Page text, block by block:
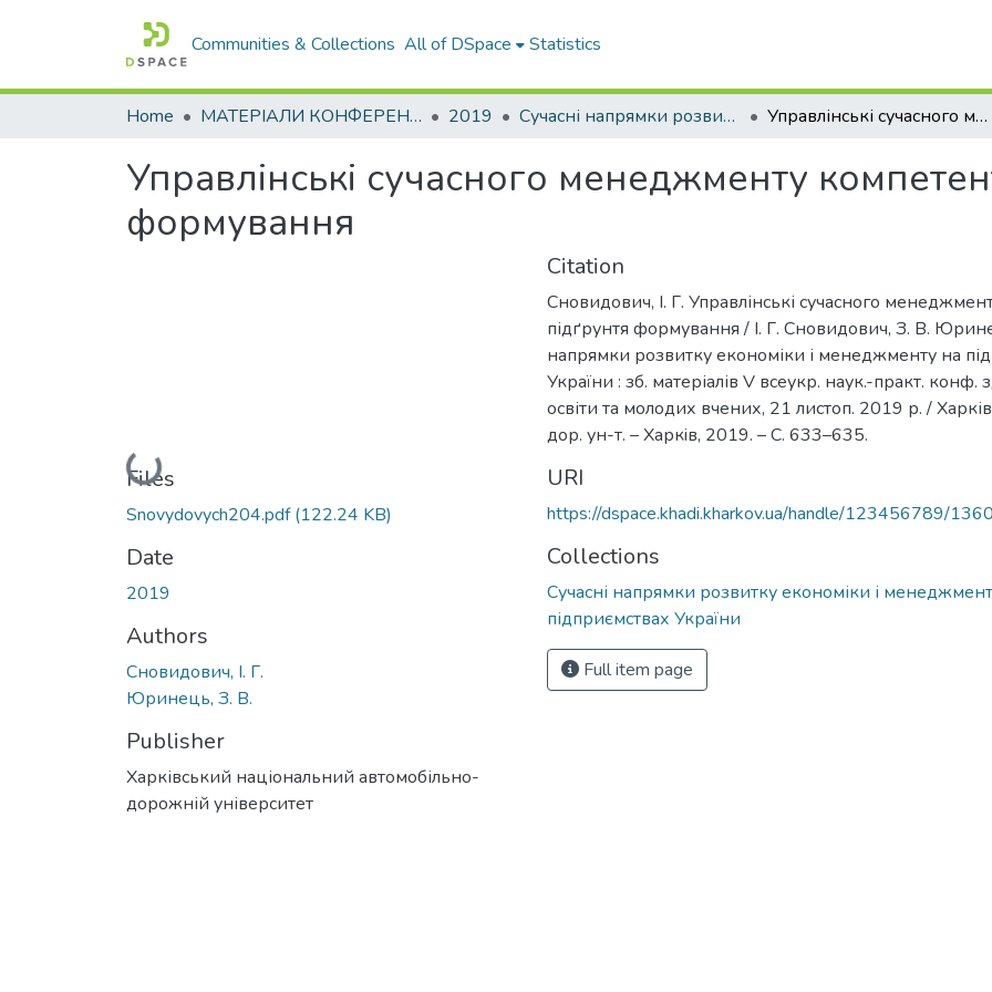
Communities & Collections All of DSpace Statistics
Home МАТЕРІАЛИ КОНФЕРЕНЦІЙ 2019 Сучасні напрямки розвитку економіки і менеджменту на підприємствах України Управлінські сучасного менеджменту компетентності – підґрунтя формування
Управлінські сучасного менеджменту
формування
Loading...
Files
Snovydovych204.pdf(122.24 KB)
Date
2019
Authors
Сновидович, І. Г.
Юринець, З. В.
Publisher
Харківський національний автомобільно-
дорожній університет
Citation
Сновидович, І. Г. Управлінські сучасного
підґрунтя формування / І. Г. Сновидович, З. В.
напрямки розвитку економіки і менеджменту на
України : зб. матеріалів V всеукр. наук.-практ. конф.
освіти та молодих вчених, 21 листоп. 2019 р. /
дор. ун-т. – Харкiв, 2019. – С. 633–635.
URI
https://dspace.khadi.kharkov.ua/handle/123456789/
Collections
Сучасні напрямки розвитку економіки і
підприємствах України
Full item page